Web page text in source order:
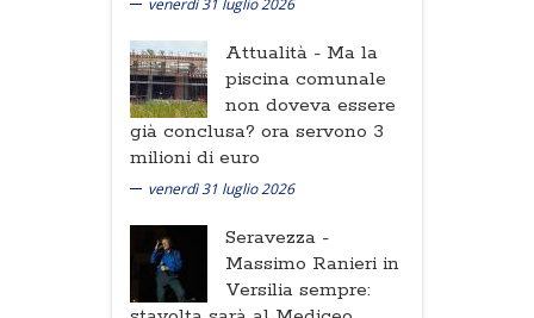
Attualità - Ma la
piscina comunale
non doveva essere
già conclusa? ora servono 3
milioni di euro
venerdì 31 luglio 2026
Seravezza -
Massimo Ranieri in
Versilia sempre: